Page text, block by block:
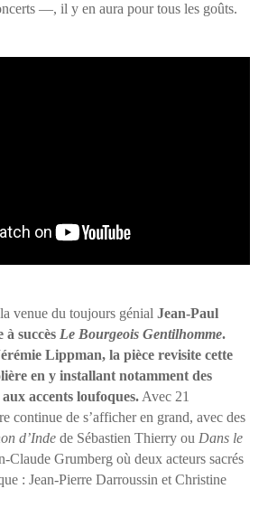
—, il y en aura pour tous les goûts.
venue du toujours génial Jean-Paul
à succès Le Bourgeois Gentilhomme.
Lippman, la pièce revisite cette
en y installant notamment des
aux accents loufoques. Avec 21
continue de s’afficher en grand, avec des
d’Inde de Sébastien Thierry ou Dans le
Claude Grumberg où deux acteurs sacrés
: Jean-Pierre Darroussin et Christine